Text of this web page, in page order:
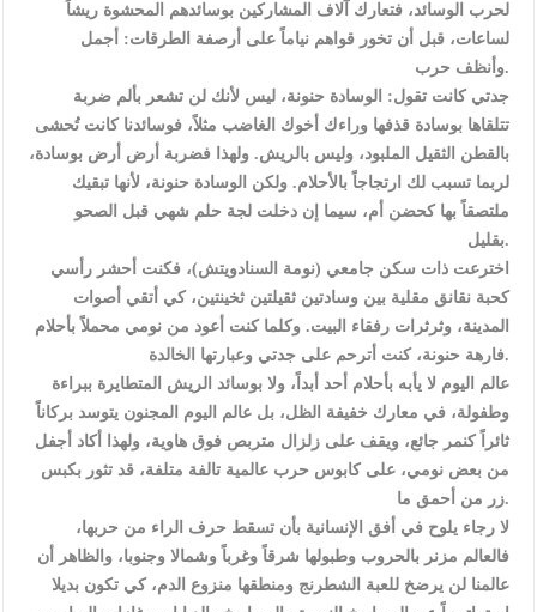
لحرب الوسائد، فتعارك آلاف المشاركين بوسائدهم المحشوة ريشاً
لساعات، قبل أن تخور قواهم نياماً على أرصفة الطرقات: أجمل
وأنظف حرب.
جدتي كانت تقول: الوسادة حنونة، ليس لأنك لن تشعر بألم ضربة
تتلقاها بوسادة قذفها وراءك أخوك الغاضب مثلاً، فوسائدنا كانت تُحشى
بالقطن الثقيل الملبود، وليس بالريش. ولهذا فضربة أرض أرض بوسادة،
لربما تسبب لك ارتجاجاً بالأحلام. ولكن الوسادة حنونة، لأنها تبقيك
ملتصقاً بها كحضن أم، سيما إن دخلت لجة حلم شهي قبل الصحو
بقليل.
اخترعت ذات سكن جامعي (نومة السنادويتش)، فكنت أحشر رأسي
كحبة نقانق مقلية بين وسادتين ثقيلتين ثخينتين، كي أتقي أصوات
المدينة، وثرثرات رفقاء البيت. وكلما كنت أعود من نومي محملاً بأحلام
فارهة حنونة، كنت أترحم على جدتي وعبارتها الخالدة.
عالم اليوم لا يأبه بأحلام أحد أبداً، ولا بوسائد الريش المتطايرة ببراءة
وطفولة، في معارك خفيفة الظل، بل عالم اليوم المجنون يتوسد بركاناً
ثائراً كنمر جائع، ويقف على زلزال متربص فوق هاوية، ولهذا أكاد أجفل
من بعض نومي، على كابوس حرب عالمية تالفة متلفة، قد تثور بكبس
زر من أحمق ما.
لا رجاء يلوح في أفق الإنسانية بأن تسقط حرف الراء من حربها،
فالعالم مزنر بالحروب وطبولها شرقاً وغرباً وشمالا وجنوبا، والظاهر أن
عالمنا لن يرضخ للعبة الشطرنج ومنطقها منزوع الدم، كي تكون بديلا